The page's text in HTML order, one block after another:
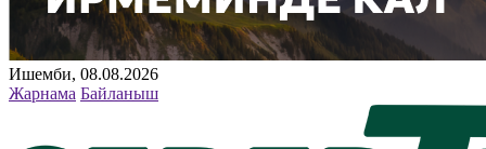
Ишемби, 08.08.2026
Жарнама Байланыш